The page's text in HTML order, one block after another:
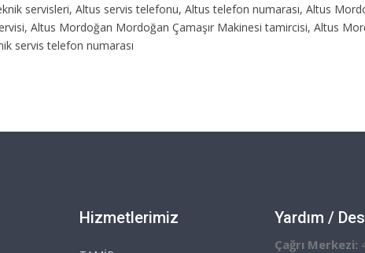
servisleri, Altus servis telefonu, Altus telefon numarası, Altus
Altus Mordoğan Mordoğan Çamaşır Makinesi tamircisi, Altus
servis telefon numarası
Hizmetlerimiz Yardım /
Çağrı Merkezi: